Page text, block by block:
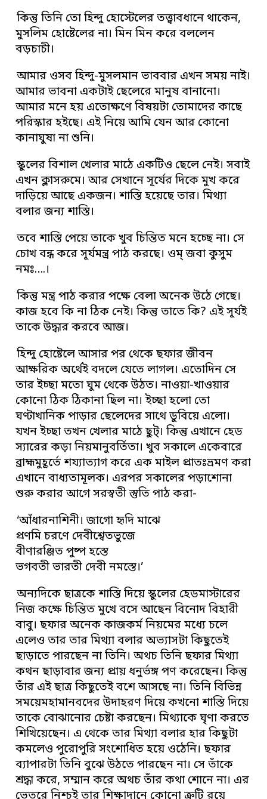
কিন্তু তিনি তো হিন্দু হোস্টেলের তত্ত্বাবধানে থাকেন,
মুসলিম হোষ্টেলের না। মিন মিন করে বললেন
বড়চাচী।
আমার ওসব হিন্দু-মুসলমান ভাববার এখন সময় নাই।
আমার ভাবনা একটাই ছেলেরে মানুষ বানানো।
আমার মনে হয় এতোক্ষণে বিষয়টা তোমাদের কাছে
পরিস্কার হইছে। এই নিয়ে আমি যেন আর কোনো
কানাঘুষা না শুনি।
স্কুলের বিশাল খেলার মাঠে একটিও ছেলে নেই। সবাই
এখন ক্লাসরুমে। আর সেখানে সূর্যের দিকে মুখ করে
দাড়িয়ে আছে একজন। শাস্তি হয়েছে তার। মিথ্যা
বলার জন্য শাস্তি।
তবে শাস্তি পেয়ে তাকে খুব চিন্তিত মনে হচ্ছে না। সে
চোখ বন্ধ করে সূর্যমন্ত্র পাঠ করছে। ওম্ জবা কুসুম
নমঃ….।
কিন্তু মন্ত্র পাঠ করার পক্ষে বেলা অনেক উঠে গেছে।
কাজ হবে কি না ঠিক নেই। কিন্তু তাতে কি? এই সূর্যই
তাকে উদ্ধার করবে আজ।
হিন্দু হোষ্টেলে আসার পর থেকে ছফার জীবন
আক্ষরিক অর্থেই বদলে যেতে লাগল। এতোদিন সে
তার ইচ্ছা মতো ঘুম থেকে উঠত। নাওয়া-খাওয়ার
কোনো ঠিক ঠিকানা ছিল না। ইচ্ছা হলো তো
ঘণ্টাখানিক পাড়ার ছেলেদের সাথে ডুবিয়ে এলো।
যখন ইচ্ছা তখন খেলার মাঠে ছুট্। কিন্তু এখানে হেড
স্যারের কড়া নিয়মানুবর্তিতা। খুব সকালে একেবারে
ব্রাহ্মমুহূর্তে শয্যাত্যাগ করে এক মাইল প্রাতঃভ্রমণ করা
এখানে বাধ্যতামূলক। এরপর সকালের পড়াশোনা
শুরু করার আগে সরস্বতী স্তুতি পাঠ করা-
‘আঁধারনাশিনী। জাগো হৃদি মাঝে
প্রণমি চরণে দেবীশ্বেতভুজে
বীণারঞ্জিত পুষ্প হস্তে
ভগবতী ভারতী দেবী নমস্তে।’
অন্যদিকে ছাত্রকে শাস্তি দিয়ে স্কুলের হেডমাস্টারের
নিজ কক্ষে চিন্তিত মুখে বসে আছেন বিনোদ বিহারী
বাবু। ছফার অনেক কাজকর্ম নিয়মের মধ্যে চলে
এলেও তার তার মিথ্যা বলার অভ্যাসটা কিছুতেই
ছাড়াতে পারছেন না তিনি। অথচ তিনি ছফার মিথ্যা
কথন ছাড়াবার জন্য প্রায় ধনুর্ভঙ্গ পণ করেছেন। কিন্তু
তাঁর এই ছাত্র কিছুতেই বশে আসছে না। তিনি বিভিন্ন
সময়েমহামানবদের উদাহরণ দিয়ে কখনো শাস্তি দিয়ে
তাকে বোঝানোর চেষ্টা করছেন। মিথ্যাকে ঘৃণা করতে
শিখিয়েছেন। এ থেকে তার মিথ্যা বলার হার কিছুটা
কমলেও পুরোপুরি সংশোধিত হয়ে ওঠেনি। ছফার
ব্যাপারটা তিনি বুঝে উঠতে পারছেন না। সে তাঁকে
শ্রদ্ধা করে, সম্মান করে অথচ তাঁর কথা শোনে না। এর